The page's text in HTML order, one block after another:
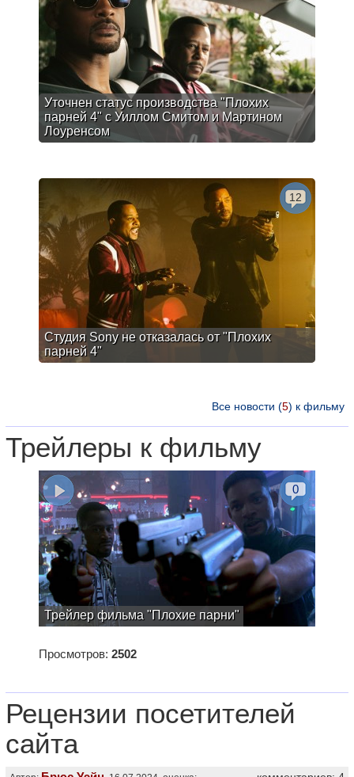
Уточнен статус производства "Плохих
парней 4" с Уиллом Смитом и Мартином
Лоуренсом
Студия Sony не отказалась от "Плохих
парней 4"
12
Все новости (5) к фильму
Трейлеры к фильму
Трейлер фильма "Плохие парни"
0
Просмотров: 2502
Рецензии посетителей
сайта